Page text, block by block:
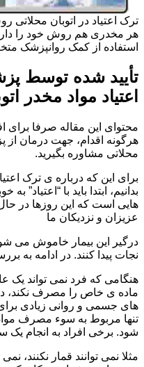
ترک اعتیاد در اتوبان
هر مخدری هم روش خود را
استفاده از کمک روانپزشک
تأیید شده توسط
اعتیاد مواد مخدر
محتوای این مقاله صرفا
هرگونه اقدام، جهت درمان از
محلاتی مشاوره بگیرید.
برای این که درباره ی ترک
بدانیم، ابتدا باید با “اعتیاد”
هایی است که این روزها در
عزیزان و نزدیکان ما
درگیر این بیمار خاموش می
نجات پیدا کنند. در ادامه به
هنگامی که فرد نمی تواند یک
ماده ی خاص را مصرف نکند،
های جسمی و روانی زیادی برای
تنها مربوط به سوء مصرف
شود. برخی افراد به انجام یک
مثلا نمی توانند قمار نکنند،